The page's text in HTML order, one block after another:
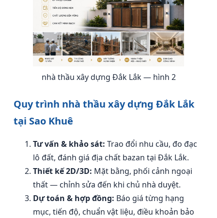
nhà thầu xây dựng Đắk Lắk — hình 2
Quy trình nhà thầu xây dựng Đắk Lắk
tại Sao Khuê
Tư vấn & khảo sát: Trao đổi nhu cầu, đo đạc
lô đất, đánh giá địa chất bazan tại Đắk Lắk.
Thiết kế 2D/3D: Mặt bằng, phối cảnh ngoại
thất — chỉnh sửa đến khi chủ nhà duyệt.
Dự toán & hợp đồng: Báo giá từng hạng
mục, tiến độ, chuẩn vật liệu, điều khoản bảo